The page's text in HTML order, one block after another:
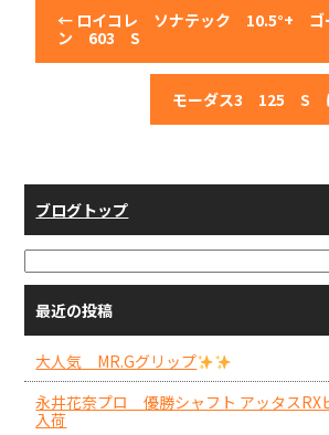
← ロイコレ ソナテック 10.5°+ ゴ
ン 603 S
モーダス3 125 S
ブログトップ
最近の投稿
大人気 MR.Gグリップ
永井花奈プロ 優勝シャフト アッタスRX
入荷